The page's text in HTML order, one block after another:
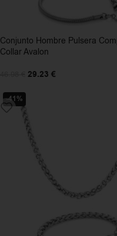
Conjunto Hombre Pulsera
Collar Avalon
29.23 €
-41%